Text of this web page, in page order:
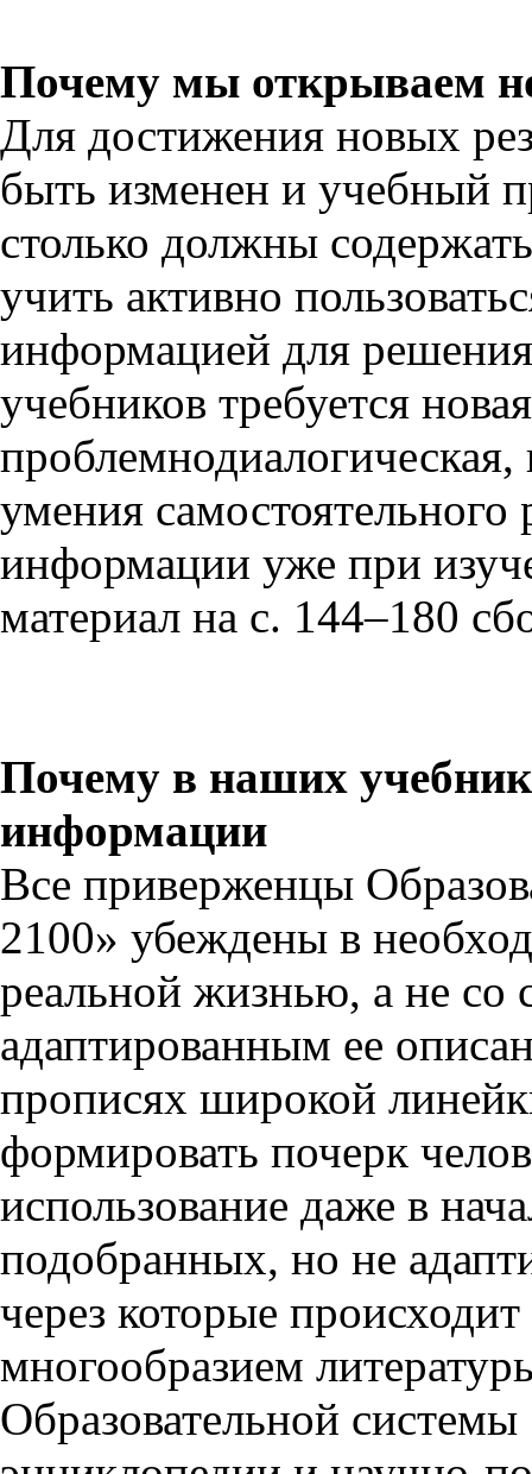
Почему мы открываем
Для достижения новых
быть изменен и учебный
столько должны
учить активно
информацией для
учебников требуется
проблемнодиалогическая,
умения
информации уже при
материал на с. 144–180
Почему в наших
информации
Все приверженцы
2100» убеждены в
реальной жизнью, а не со
адаптированным ее
прописях широкой
формировать почерк
использование даже в
подобранных, но не
через которые
многообразием
Образовательной